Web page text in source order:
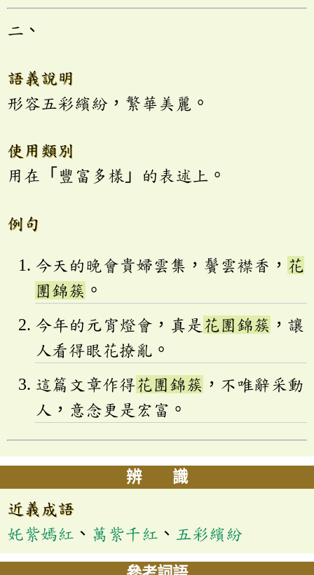
二、
語義說明
形容五彩繽紛，繁華美麗。
使用類別
用在「豐富多樣」的表述上。
例句
今天的晚會貴婦雲集，鬢雲襟香， 花
團錦簇 。
今年的元宵燈會，真是 花團錦簇 ，讓
人看得眼花撩亂。
這篇文章作得花團錦簇 ，不唯辭采動
人，意念更是宏富。
辨 識
近義成語
奼紫嫣紅 、 萬紫千紅 、 五彩繽紛